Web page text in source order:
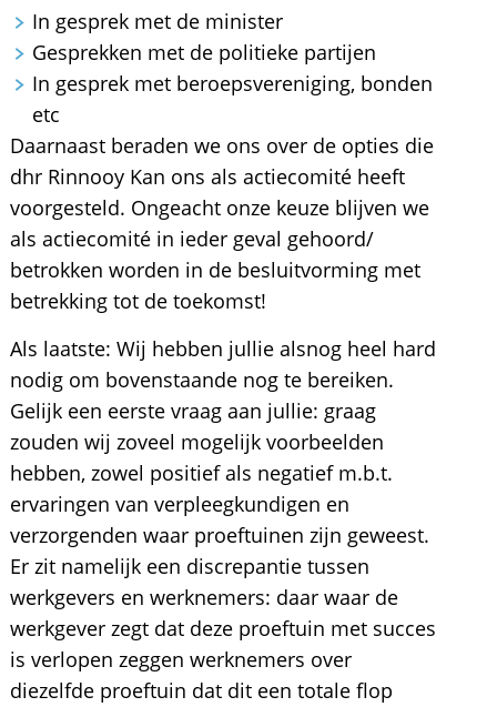
In gesprek met de minister
Gesprekken met de politieke partijen
In gesprek met beroepsvereniging, bonden
etc
Daarnaast beraden we ons over de opties die
dhr Rinnooy Kan ons als actiecomité heeft
voorgesteld. Ongeacht onze keuze blijven we
als actiecomité in ieder geval gehoord/
betrokken worden in de besluitvorming met
betrekking tot de toekomst!
Als laatste: Wij hebben jullie alsnog heel hard
nodig om bovenstaande nog te bereiken.
Gelijk een eerste vraag aan jullie: graag
zouden wij zoveel mogelijk voorbeelden
hebben, zowel positief als negatief m.b.t.
ervaringen van verpleegkundigen en
verzorgenden waar proeftuinen zijn geweest.
Er zit namelijk een discrepantie tussen
werkgevers en werknemers: daar waar de
werkgever zegt dat deze proeftuin met succes
is verlopen zeggen werknemers over
diezelfde proeftuin dat dit een totale flop